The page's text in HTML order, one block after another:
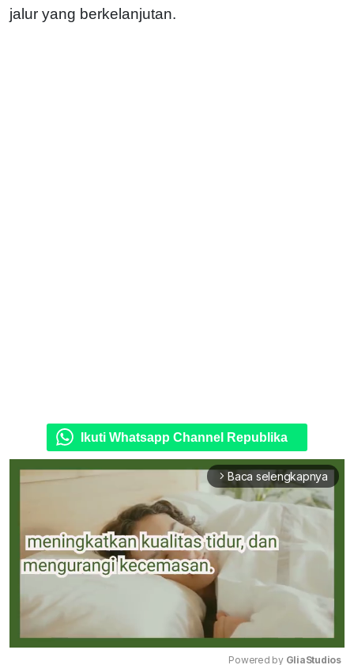
jalur yang berkelanjutan.
Ikuti Whatsapp Channel Republika
arrow_forward_ios Baca selengkapnya
Powered by GliaStudios